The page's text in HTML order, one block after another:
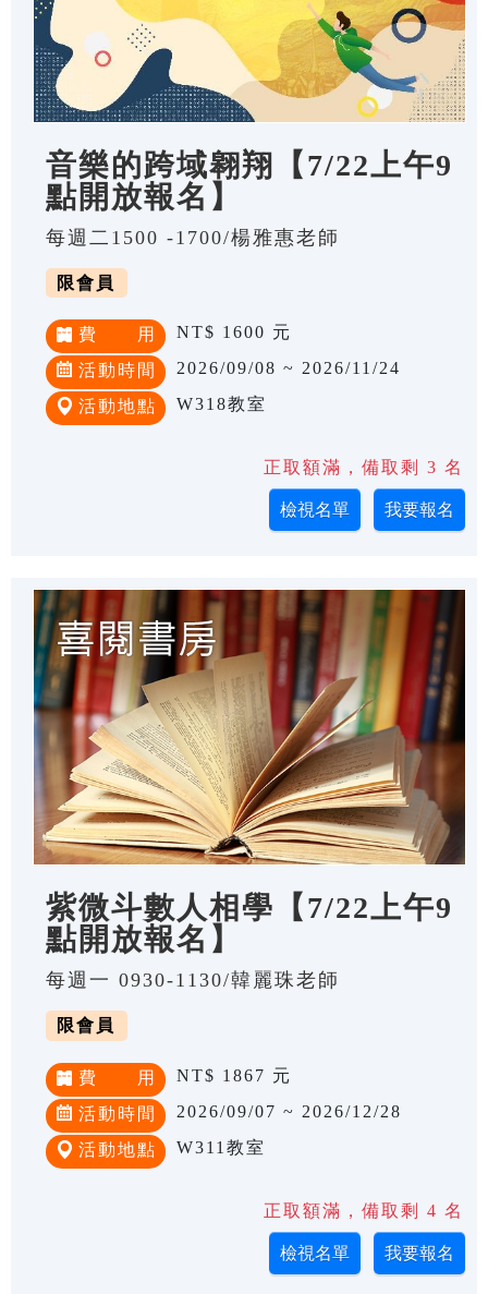
音樂的跨域翱翔【7/22上午9
點開放報名】
每週二1500 -1700/楊雅惠老師
限會員
費 用 NT$ 1600 元
活動時間 2026/09/08 ~ 2026/11/24
活動地點 W318教室
正取額滿，備取剩 3 名
紫微斗數人相學【7/22上午9
點開放報名】
每週一 0930-1130/韓麗珠老師
限會員
費 用 NT$ 1867 元
活動時間 2026/09/07 ~ 2026/12/28
活動地點 W311教室
正取額滿，備取剩 4 名